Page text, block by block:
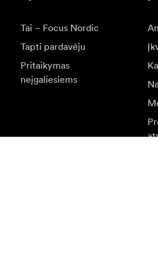
Tai – Focus Nordic
Tapti pardavėju
Pritaikymas
neįgaliesiems